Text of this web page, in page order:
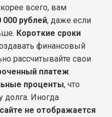
всего, вам
рублей, даже если
Короткие сроки
финансовый
рассчитывайте свои
платеж
проценты, что
долга. Иногда
не отображается